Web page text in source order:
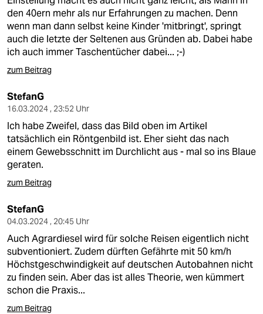
den 40ern mehr als nur Erfahrungen zu machen. Denn
wenn man dann selbst keine Kinder 'mitbringt', springt
auch die letzte der Seltenen aus Gründen ab. Dabei habe
ich auch immer Taschentücher dabei... ;-)
zum Beitrag
StefanG
16.03.2024 , 23:52 Uhr
Ich habe Zweifel, dass das Bild oben im Artikel
tatsächlich ein Röntgenbild ist. Eher sieht das nach
einem Gewebsschnitt im Durchlicht aus - mal so ins Blaue
geraten.
zum Beitrag
StefanG
04.03.2024 , 20:45 Uhr
Auch Agrardiesel wird für solche Reisen eigentlich nicht
subventioniert. Zudem dürften Gefährte mit 50 km/h
Höchstgeschwindigkeit auf deutschen Autobahnen nicht
zu finden sein. Aber das ist alles Theorie, wen kümmert
schon die Praxis...
zum Beitrag